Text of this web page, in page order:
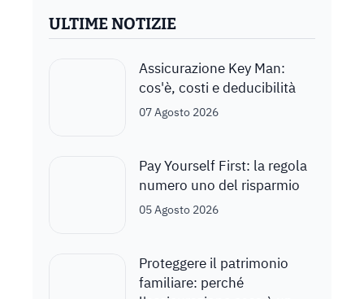
ULTIME NOTIZIE
Assicurazione Key Man:
cos'è, costi e deducibilità
07 Agosto 2026
Pay Yourself First: la regola
numero uno del risparmio
05 Agosto 2026
Proteggere il patrimonio
familiare: perché